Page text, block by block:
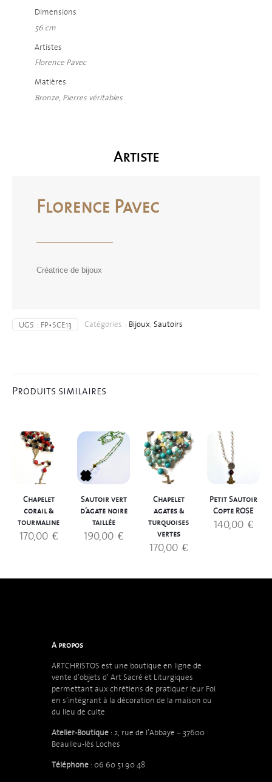
Dimensions
56 cm
Artistes
Florence Pavec
Matières
Bronze, Pierres véritables
Artiste
Florence Pavec
Créatrice de bijoux
UGS : FP•SCE13 Catégories : Bijoux,Sautoirs
Produits similaires
Chapelet
corail &
tourmaline
170,00 €
Sautoir vert
d’agate noire
taillée
190,00 €
Chapelet
agates &
turquoises
vertes
170,00 €
Petit Sautoir
Copte ROSE
140,00 €
A propos
ARTCHRISTOS est une boutique en ligne de
vente d’objets d’Art Sacré et Liturgiques
permettant aux chrétiens de pratiquer leur Foi
en s’intégrant à la décoration de la maison ou
du lieu de culte
Atelier-Boutique: 2, rue de l’Abbaye – 37600
Beaulieu-lès Loches
Téléphone: 06 60 51 90 48